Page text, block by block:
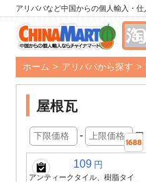
アリババなど中国からの個人輸入・
ホーム > アリババから探す >
屋根瓦
- 円
109 円
アンティークタイル、樹脂タイ